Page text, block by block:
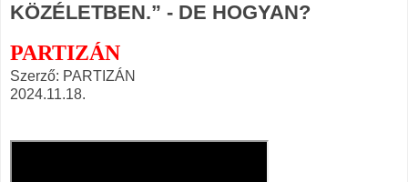
KÖZÉLETBEN.” - DE HOGYAN?
PARTIZÁN
Szerző: PARTIZÁN
2024.11.18.